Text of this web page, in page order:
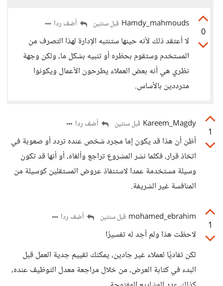
0
Hamdy_mahmouds قبل سنتين أضف ردا
لا أعتقد ذلك لأنه حينها ستنتبه الإدارة لهذا التصرف من
المستخدم وستقوم بحظره أو تنبيه بشكل ما، ولكن وجهة
نظري هي أنه بعض العملاء يطرحون الأعمال ويكونوا
مترددين بالأساس.
1
Kareem_Magdy قبل سنتين أضف ردا
أظن أن هذا قد يكون إما مجرد شخص عنده تردد أو صعوبة في
اتخاذ قرار، فكلما نشر المشروع تراجع وألغاه، أو أنها قد تكون
وسيلة مستخدمة عمدا لاستنفاذ عروض المستقلين كوسيلة من
المنافسة غير الشريفة.
1
mohamed_ebrahim قبل سنتين أضف ردا
لاحظت هذا ولم أجد له تفسيرًا
لكن تفاديًا لعملاء غير جادين، يمكنك تقييم جدية العمل قبل
البدء في كتابة العرض، من خلال مراجعة معدل التوظيف عنده،